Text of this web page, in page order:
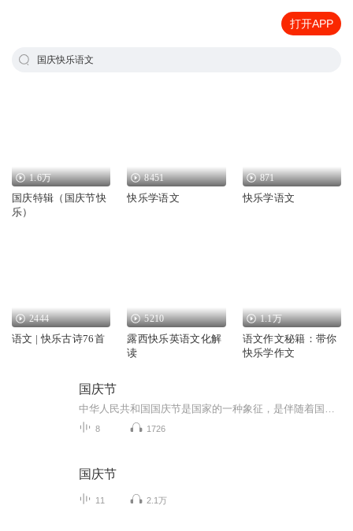
打开APP
国庆快乐语文
1.6万
国庆特辑（国庆节快
乐）
8451
快乐学语文
871
快乐学语文
2444
语文 | 快乐古诗76首
5210
露西快乐英语文化解
读
1.1万
语文作文秘籍：带你
快乐学作文
国庆节
8 1726
国庆节
11 2.1万